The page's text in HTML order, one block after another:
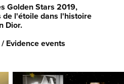
Golden Stars 2019,
l'étoile dans l'histoire
Dior.
Evidence events